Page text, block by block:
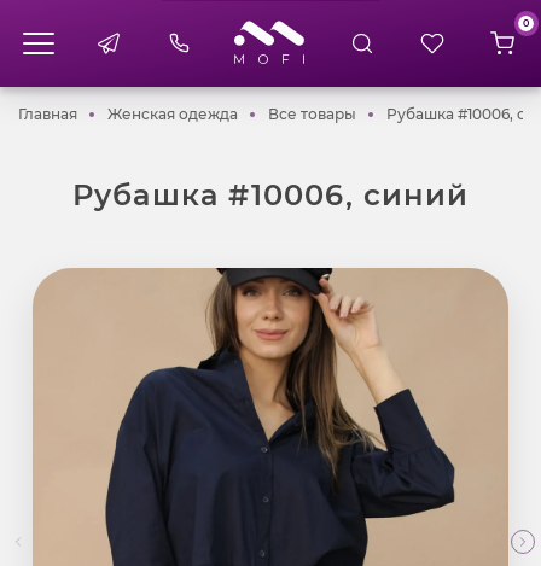
0
ГлавнаяГлавнаяЖенская одежда Женская одежда
Все товары Все товары
Рубашка #10006,
Рубашка #10006, синий